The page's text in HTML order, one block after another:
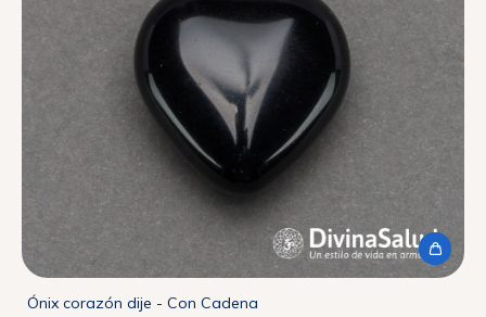
Ónix corazón dije - Con Cadena